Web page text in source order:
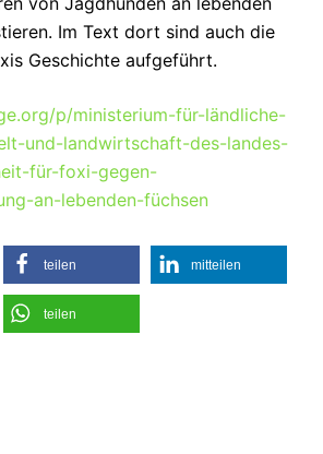
Im Text dort sind auch die
Geschichte aufgeführt.
p/ministerium-für-ländliche-
und-landwirtschaft-des-landes-
für-foxi-gegen-
an-lebenden-füchsen
teilen mitteilen
teilen